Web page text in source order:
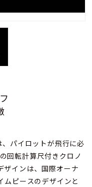
パイロットが飛行に必
回転計算尺付きクロノ
ザインは、国際オーナ
ムピースのデザインと